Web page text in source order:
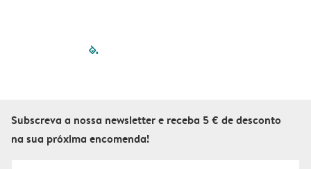
filled-pagination
Subscreva a nossa newsletter e receba 5 € de desconto
na sua próxima encomenda!